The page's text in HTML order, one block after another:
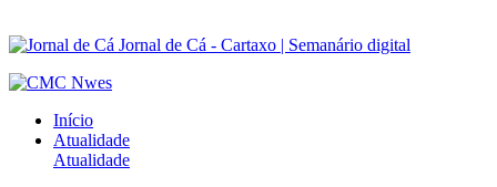
Jornal de Cá - Cartaxo | Semanário digital
Início
Atualidade
Atualidade